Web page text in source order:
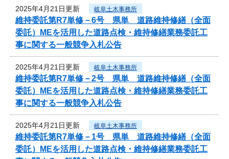
2025年4月21日更新 岐阜土木事務所
維持委託第R7単修－6号 県単 道路維持修繕（全面
委託）MEを活用した道路点検・維持修繕業務委託工
事に関する一般競争入札公告
2025年4月21日更新 岐阜土木事務所
維持委託第R7単修－2号 県単 道路維持修繕（全面
委託）MEを活用した道路点検・維持修繕業務委託工
事に関する一般競争入札公告
2025年4月21日更新 岐阜土木事務所
維持委託第R7単修－1号 県単 道路維持修繕（全面
委託）MEを活用した道路点検・維持修繕業務委託工